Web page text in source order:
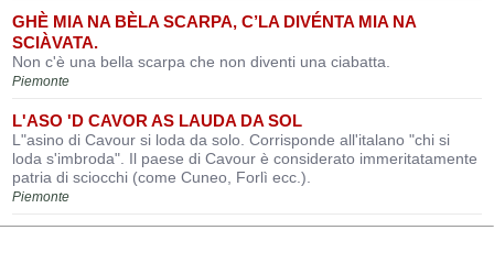
GHÈ MIA NA BÈLA SCARPA, C’LA DIVÉNTA MIA NA
SCIÀVATA.
Non c'è una bella scarpa che non diventi una ciabatta.
Piemonte
L'ASO 'D CAVOR AS LAUDA DA SOL
L"asino di Cavour si loda da solo. Corrisponde all'italano "chi si
loda s'imbroda". Il paese di Cavour è considerato immeritatamente
patria di sciocchi (come Cuneo, Forlì ecc.).
Piemonte